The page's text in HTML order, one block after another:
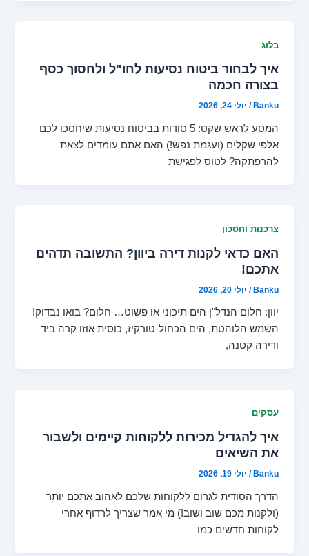
בלוג
איך לבחור ביטוח נסיעות לחו"ל ולחסוך כסף
בצורה חכמה
Banku
/ יולי 24, 2026
המסע לראש שקט: 5 סודות בביטוח נסיעות שיחסכו לכם
אלפי שקלים (ועגמת נפש!) האם אתם עומדים לצאת
להרפתקה? לטוס לפגישת
צרכנות וחסכון
האם כדאי לקנות דירה ביוון? התשובה תדהים
אתכם!
Banku
/ יולי 20, 2026
יוון: חלום הנדל"ן הים תיכוני או פשוט… חלום? בואו נבדוק!
השמש הלוהטת, הים הכחול-טורקיז, כוסית אוזו קרה ביד
ודירה קטנה,
עסקים
איך להגדיל מכירות ללקוחות קיימים ולשבור
את השיאים
Banku
/ יולי 19, 2026
הדרך הסודית לגרום ללקוחות שלכם לאהוב אתכם יותר
(ולקנות מכם שוב ושוב!) מי אמר שצריך לרדוף אחרי
לקוחות חדשים כמו